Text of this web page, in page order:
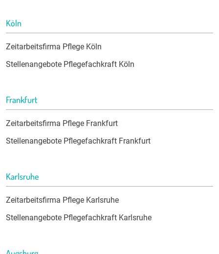
Köln
Zeitarbeitsfirma Pflege Köln
Stellenangebote Pflegefachkraft Köln
Frankfurt
Zeitarbeitsfirma Pflege Frankfurt
Stellenangebote Pflegefachkraft Frankfurt
Karlsruhe
Zeitarbeitsfirma Pflege Karlsruhe
Stellenangebote Pflegefachkraft Karlsruhe